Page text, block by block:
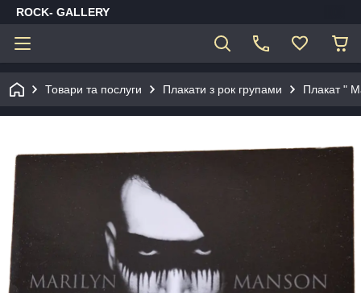
ROCK- GALLERY
Товари та послуги Плакати з рок групами Плакат "